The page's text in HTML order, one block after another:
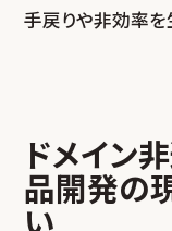
手戻りや非効率を
ドメイン
品開発の
い